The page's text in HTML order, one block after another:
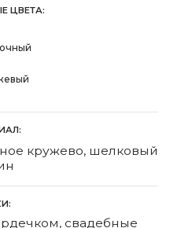
ЦВЕТА:
кружево, шелковый
, свадебные